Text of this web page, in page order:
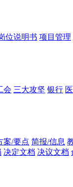
位说明书 项目管理
会 三大攻坚 银行
案/要点 简报/信息
决定文档 决议文档